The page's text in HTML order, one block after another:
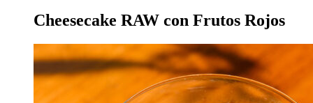
Cheesecake RAW con Frutos Rojos